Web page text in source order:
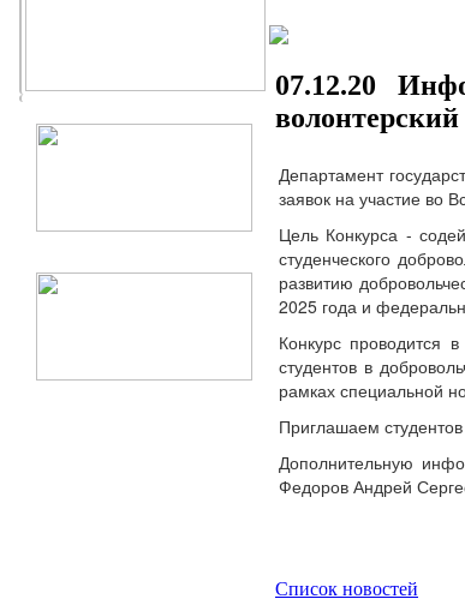
07.12.20
Департамент
заявок на участие во
Цель Конкурса -
студенческого
развитию
2025 года и
Конкурс проводится
студентов в
рамках специальной
Приглашаем
Дополнительную
Федоров Андрей
Список новостей